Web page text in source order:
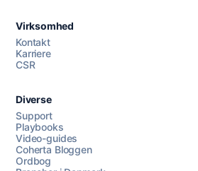
AI Campaign Assist
Virksomhed
Kontakt
Karriere
CSR
Diverse
Support
Playbooks
Video-guides
Coherta Bloggen
Ordbog